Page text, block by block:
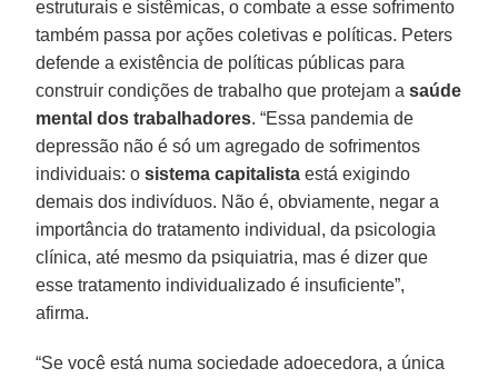
estruturais e sistêmicas, o combate a esse sofrimento
também passa por ações coletivas e políticas. Peters
defende a existência de políticas públicas para
construir condições de trabalho que protejam asaúde
mental dos trabalhadores. “Essa pandemia de
depressão não é só um agregado de sofrimentos
individuais: osistema capitalista está exigindo
demais dos indivíduos. Não é, obviamente, negar a
importância do tratamento individual, da psicologia
clínica, até mesmo da psiquiatria, mas é dizer que
esse tratamento individualizado é insuficiente”,
afirma.
“Se você está numa sociedade adoecedora, a única